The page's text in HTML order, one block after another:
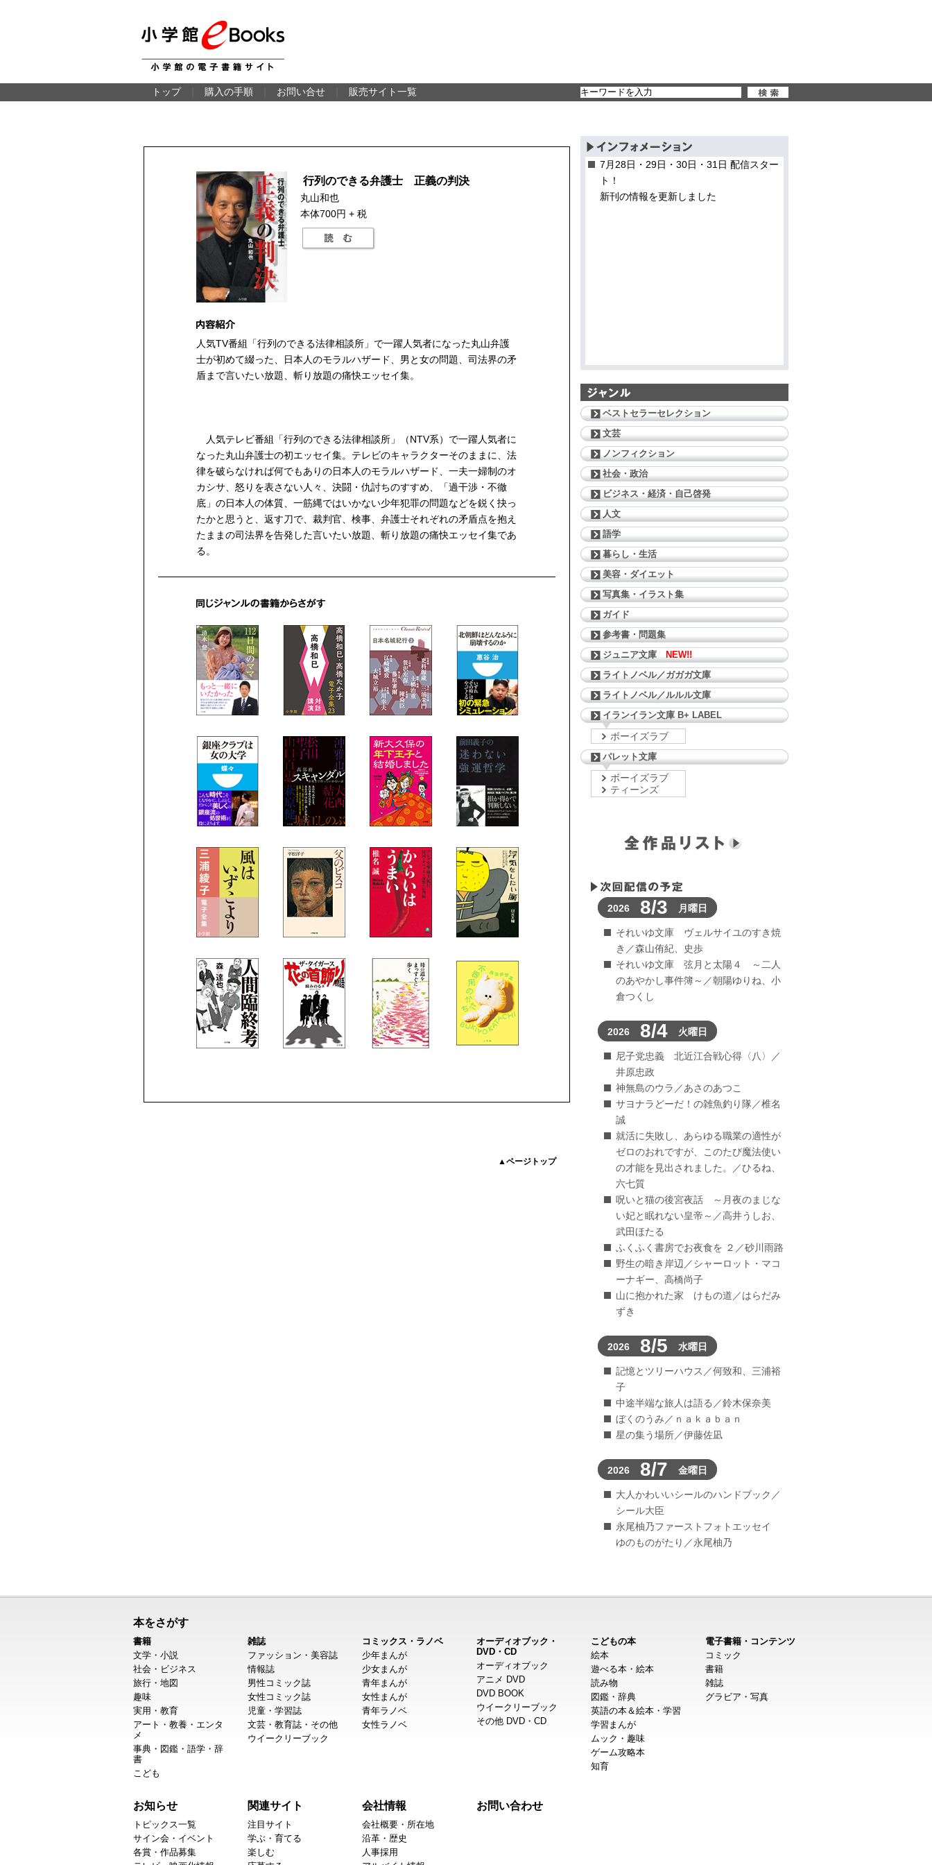
トップ 購入の手順 お問い合せ 販売サイト一覧
行列のできる弁護士 正義の判決
丸山和也
本体700円 + 税
人気TV番組「行列のできる法律相談所」で一躍人気者になった丸山弁護
士が初めて綴った、日本人のモラルハザード、男と女の問題、司法界の矛
盾まで言いたい放題、斬り放題の痛快エッセイ集。
人気テレビ番組「行列のできる法律相談所」（NTV系）で一躍人気者に
なった丸山弁護士の初エッセイ集。テレビのキャラクターそのままに、法
律を破らなければ何でもありの日本人のモラルハザード、一夫一婦制のオ
カシサ、怒りを表さない人々、決闘・仇討ちのすすめ、「過干渉・不徹
底」の日本人の体質、一筋縄ではいかない少年犯罪の問題などを鋭く抉っ
たかと思うと、返す刀で、裁判官、検事、弁護士それぞれの矛盾点を抱え
たままの司法界を告発した言いたい放題、斬り放題の痛快エッセイ集であ
る。
▲ページトップ
7月28日・29日・30日・31日 配信スター
ト！
新刊の情報を更新しました
ベストセラーセレクション
文芸
ノンフィクション
社会・政治
ビジネス・経済・自己啓発
人文
語学
暮らし・生活
美容・ダイエット
写真集・イラスト集
ガイド
参考書・問題集
ジュニア文庫
NEW!!
ライトノベル／ガガガ文庫
ライトノベル／ルルル文庫
イランイラン文庫 B+ LABEL
ボーイズラブ
パレット文庫
ボーイズラブ
ティーンズ
2026 8/3 月曜日
それいゆ文庫 ヴェルサイユのすき焼
き／森山侑紀、史歩
それいゆ文庫 弦月と太陽４ ～二人
のあやかし事件簿～／朝陽ゆりね、小
倉つくし
2026 8/4 火曜日
尼子党忠義 北近江合戦心得〈八〉／
井原忠政
神無島のウラ／あさのあつこ
サヨナラどーだ！の雑魚釣り隊／椎名
誠
就活に失敗し、あらゆる職業の適性が
ゼロのおれですが、このたび魔法使い
の才能を見出されました。／ひるね、
六七質
呪いと猫の後宮夜話 ～月夜のまじな
い妃と眠れない皇帝～／高井うしお、
武田ほたる
ふくふく書房でお夜食を ２／砂川雨路
野生の暗き岸辺／シャーロット・マコ
ーナギー、高橋尚子
山に抱かれた家 けもの道／はらだみ
ずき
2026 8/5 水曜日
記憶とツリーハウス／何致和、三浦裕
子
中途半端な旅人は語る／鈴木保奈美
ぼくのうみ／ｎａｋａｂａｎ
星の集う場所／伊藤佐凪
2026 8/7 金曜日
大人かわいいシールのハンドブック／
シール大臣
永尾柚乃ファーストフォトエッセイ
ゆのものがたり／永尾柚乃
本をさがす
書籍
文学・小説
社会・ビジネス
旅行・地図
趣味
実用・教育
アート・教養・エンタ
メ
事典・図鑑・語学・辞
書
こども
雑誌
ファッション・美容誌
情報誌
男性コミック誌
女性コミック誌
児童・学習誌
文芸・教育誌・その他
ウイークリーブック
コミックス・ラノベ
少年まんが
少女まんが
青年まんが
女性まんが
青年ラノベ
女性ラノベ
オーディオブック・
DVD・CD
オーディオブック
アニメ DVD
DVD BOOK
ウイークリーブック
その他 DVD・CD
こどもの本
絵本
遊べる本・絵本
読み物
図鑑・辞典
英語の本＆絵本・学習
学習まんが
ムック・趣味
ゲーム攻略本
知育
電子書籍・コンテンツ
コミック
書籍
雑誌
グラビア・写真
お知らせ
トピックス一覧
サイン会・イベント
各賞・作品募集
関連サイト
注目サイト
学ぶ・育てる
楽しむ
会社情報
会社概要・所在地
沿革・歴史
人事採用
お問い合わせ